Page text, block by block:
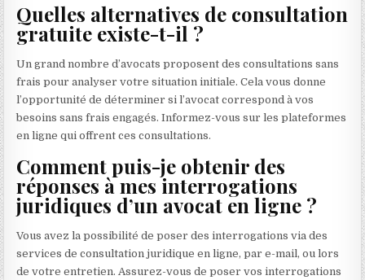
Quelles alternatives de consultation
gratuite existe-t-il ?
Un grand nombre d’avocats proposent des consultations sans
frais pour analyser votre situation initiale. Cela vous donne
l’opportunité de déterminer si l’avocat correspond à vos
besoins sans frais engagés. Informez-vous sur les plateformes
en ligne qui offrent ces consultations.
Comment puis-je obtenir des
réponses à mes interrogations
juridiques d’un avocat en ligne ?
Vous avez la possibilité de poser des interrogations via des
services de consultation juridique en ligne, par e-mail, ou lors
de votre entretien. Assurez-vous de poser vos interrogations